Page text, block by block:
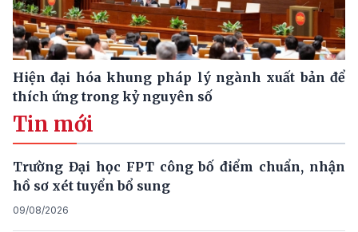
Hiện đại hóa khung pháp lý ngành xuất bản để
thích ứng trong kỷ nguyên số
Tin mới
Trường Đại học FPT công bố điểm chuẩn, nhận
hồ sơ xét tuyển bổ sung
09/08/2026